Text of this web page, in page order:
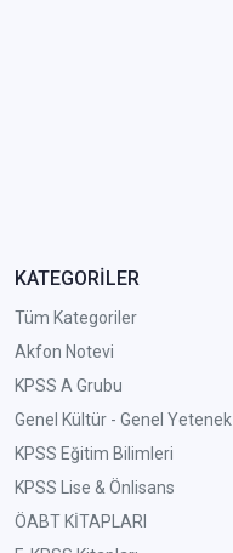
KATEGORİLER
Tüm Kategoriler
Akfon Notevi
KPSS A Grubu
Genel Kültür - Genel Yetenek
KPSS Eğitim Bilimleri
KPSS Lise & Önlisans
ÖABT KİTAPLARI